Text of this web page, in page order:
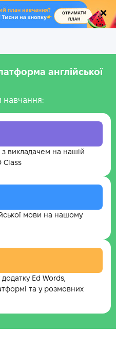
англійської
навчання:
з викладачем на нашій
Class
мови на нашому
Ed Words,
та у розмовних